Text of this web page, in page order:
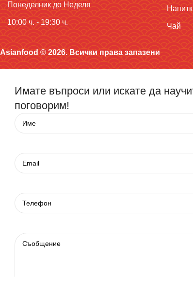
Понеделник до Неделя
10:00 ч. - 19:30 ч. Чай
Asianfood © 2026. Всички права запазени
Имате въпроси или искате да
поговорим!